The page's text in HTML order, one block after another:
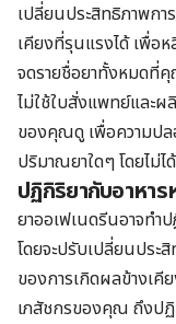
เปลี่ยนประสิทธิภาพกา
เคียงที่รุนแรงได้ เพื่อ
จดรายชื่อยาทั้งหมดที่
ไม่ใช้ใบสั่งแพทย์และผ
ของคุณดู เพื่อความป
ปริมาณยาใดๆ โดยไม่
ปฏิกิริยากับอาหา
ยาออเฟเนดรีนอาจทำ
โดยจะปรับเปลี่ยนประ
ของการเกิดผลข้างเ
เภสัชกรของคุณ ถึงป